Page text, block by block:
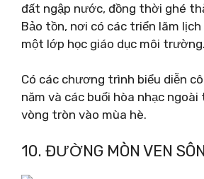
đất ngập nước, đồng thời ghé
Bảo tồn, nơi có các triển lãm
một lớp học giáo dục môi trường.
Có các chương trình biểu diễn
năm và các buổi hòa nhạc
vòng tròn vào mùa hè.
10. ĐƯỜNG MÒN VEN